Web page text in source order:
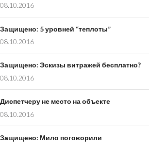
08.10.2016
Защищено: 5 уровней “теплоты”
08.10.2016
Защищено: Эскизы витражей бесплатно?
08.10.2016
Диспетчеру не место на объекте
08.10.2016
Защищено: Мило поговорили